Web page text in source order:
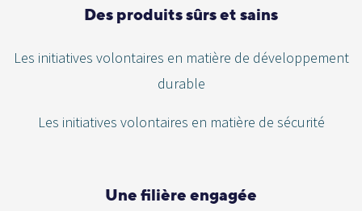
Des produits sûrs et sains
Les initiatives volontaires en matière de développement
durable
Les initiatives volontaires en matière de sécurité
Une filière engagée